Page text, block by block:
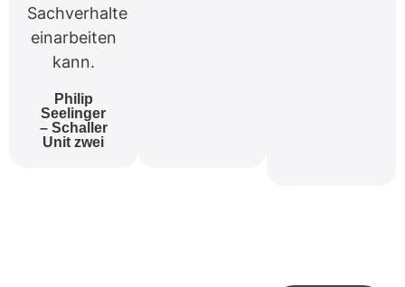
Sachverhalte
einarbeiten
kann.
Philip
Seelinger
– Schaller
Unit zwei